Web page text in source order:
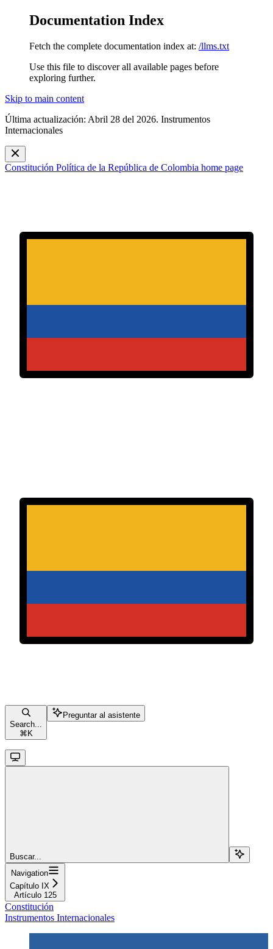
Documentation Index
Fetch the complete documentation index at: /llms.txt
Use this file to discover all available pages before
exploring further.
Skip to main content
Última actualización: Abril 28 del 2026. Instrumentos
Internacionales
Constitución Política de la República de Colombia home page
Search...
⌘ K
Preguntar al asistente
Buscar...
Navigation
Capítulo IX
Artículo 125
Constitución
Instrumentos Internacionales